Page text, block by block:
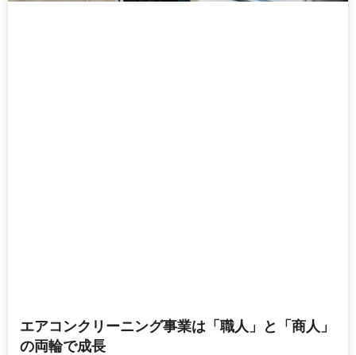
エアコンクリーニング事業は「職人」と「商人」
の両輪で成長